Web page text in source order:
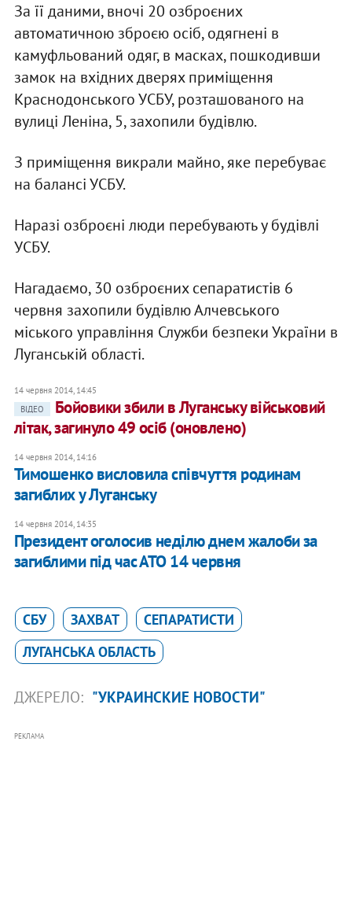
За її даними, вночі 20 озброєних
автоматичною зброєю осіб, одягнені в
камуфльований одяг, в масках, пошкодивши
замок на вхідних дверях приміщення
Краснодонського УСБУ, розташованого на
вулиці Леніна, 5, захопили будівлю.
З приміщення викрали майно, яке перебуває
на балансі УСБУ.
Наразі озброєні люди перебувають у будівлі
УСБУ.
Нагадаємо, 30 озброєних сепаратистів 6
червня захопили будівлю Алчевського
міського управління Служби безпеки України в
Луганській області.
14 червня 2014, 14:45
ВІДЕО
Бойовики збили в Луганську військовий
літак, загинуло 49 осіб (оновлено)
14 червня 2014, 14:16
Тимошенко висловила співчуття родинам
загиблих у Луганську
14 червня 2014, 14:35
Президент оголосив неділю днем жалоби за
загиблими під час АТО 14 червня
СБУ ЗАХВАТ
СЕПАРАТИСТИ
ЛУГАНСЬКА ОБЛАСТЬ
ДЖЕРЕЛО: "УКРАИНСКИЕ НОВОСТИ"
РЕКЛАМА